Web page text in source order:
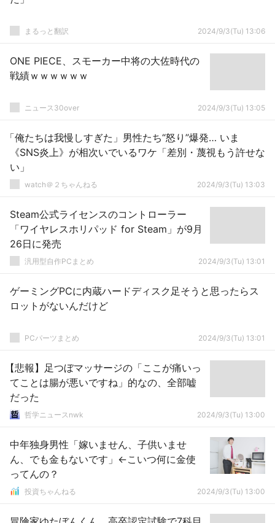
まるっと翻訳 2024/9/3(Tu) 13:06
ONE PIECE、スモーカー中将の大佐時代の
戦績ｗｗｗｗｗｗ
ニュース30over 2024/9/3(Tu) 13:05
「俺たちは我慢しすぎた」男性たち“怒り”爆発… いま
《SNS炎上》が相次いでいるワケ「差別・蔑視もう許せな
い」
watch＠２ちゃんねる 2024/9/3(Tu) 13:03
Steam公式ライセンスのコントローラー
「ワイヤレスホリパッド for Steam」が9月
26日に発売
汎用型自作PCまとめ 2024/9/3(Tu) 13:01
ゲーミングPCに内蔵ハードディスク足そうと思ったらス
ロットがないんだけど
PCパーツまとめ 2024/9/3(Tu) 13:01
【悲報】足つぼマッサージの「ここが痛いっ
てことは腸が悪いですね」的なの、全部嘘
だった
哲学ニュースnwk 2024/9/3(Tu) 13:00
中年独身男性「嫁いません、子供いませ
ん、でも金もないです」←こいつ何に金使
ってんの？
投資ちゃんねる 2024/9/3(Tu) 13:00